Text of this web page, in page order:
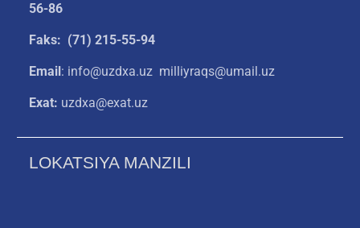
56-86
Faks: (71) 215-55-94
Email: info@uzdxa.uz milliyraqs@umail.uz
Exat: uzdxa@exat.uz
LOKATSIYA MANZILI